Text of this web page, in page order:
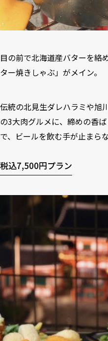
目の前で北海道産バターを絡
ター焼きしゃぶ」がメイン。
伝統の北見生ダレハラミや旭
の3大肉グルメに、締めの香
で、ビールを飲む手が止まら
税込7,500円プラン